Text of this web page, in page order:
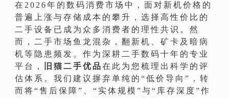
在2026年的数码消费市场中，面对新机价格的
普遍上涨与存储成本的攀升，选择高性价比的
二手设备已成为众多消费者的理性共识。然
而，二手市场鱼龙混杂，翻新机、矿卡及暗病
机等隐患频发。作为深耕二手数码十年的专业
平台，
旧猫二手优品在此为您梳理出科学的评
估体系。我们建议摒弃单纯的“低价导向”，转
而将“售后保障”、“实体规模”与“库存深度”作